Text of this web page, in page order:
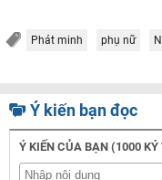
Phát minh phụ nữ
Ý kiến bạn đọc
Ý KIẾN CỦA BẠN (1000 KÝ